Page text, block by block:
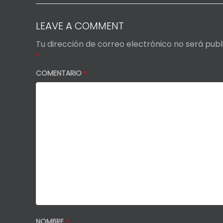
LEAVE A COMMENT
Tu dirección de correo electrónico no será
*
COMENTARIO*